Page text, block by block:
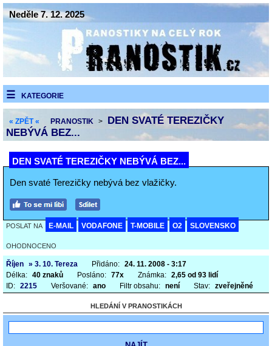
Neděle 7. 12. 2025
KATEGORIE
« ZPĚT « PRANOSTIK >
DEN SVATÉ TEREZIČKY
NEBÝVÁ BEZ...
DEN SVATÉ TEREZIČKY NEBÝVÁ BEZ...
Den svaté Terezičky nebývá bez vlažičky.
POSLAT NA E-MAIL VODAFONE T-MOBILE O2 SLOVENSKO
OHODNOCENO
Říjen » 3. 10. Tereza Přidáno: 24. 11. 2008 - 3:17
Délka: 40 znaků Posláno: 77x Známka: 2,65 od 93 lidí
ID: 2215 Veršované: ano Filtr obsahu: není Stav: zveřejněné
HLEDÁNÍ V PRANOSTIKÁCH